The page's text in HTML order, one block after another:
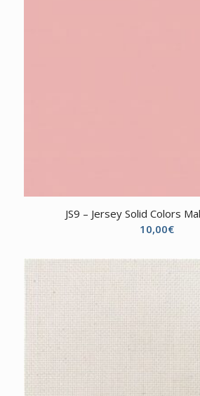
JS9 – Jersey Solid Colors
10,00€